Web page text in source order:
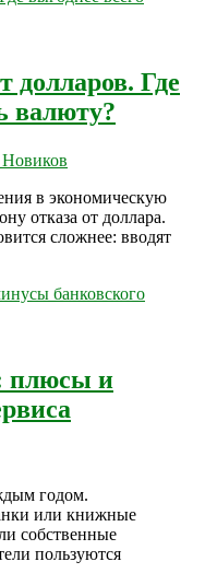
долларов. Где
валюту?
в экономическую
отказа от доллара.
сложнее: вводят
плюсы и
годом.
или книжные
собственные
пользуются